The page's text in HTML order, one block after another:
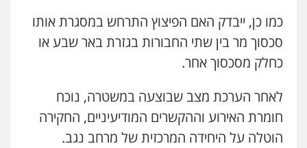
כמו כן, ייבדק האם הפיצוץ התרחש במסגרת אותו
סכסוך מר בין שתי החבורות בגזרת באר שבע או
כחלק מסכסוך אחר.
לאחר הערכת מצב שבוצעה במשטרה, נוכח
חומרת האירוע וההקשרים המודיעיניים, החקירה
הוטלה על היחידה המרכזית של מרחב נגב.
עו"ד עלי סעדי
פלילי פשיעה חמורה ליווי וייצוג בחקירות
ומעצרים
עו"ד תומר בנישתי
פלילי מעצרים וחקירות צווארון לבן פשיעה
חמורה